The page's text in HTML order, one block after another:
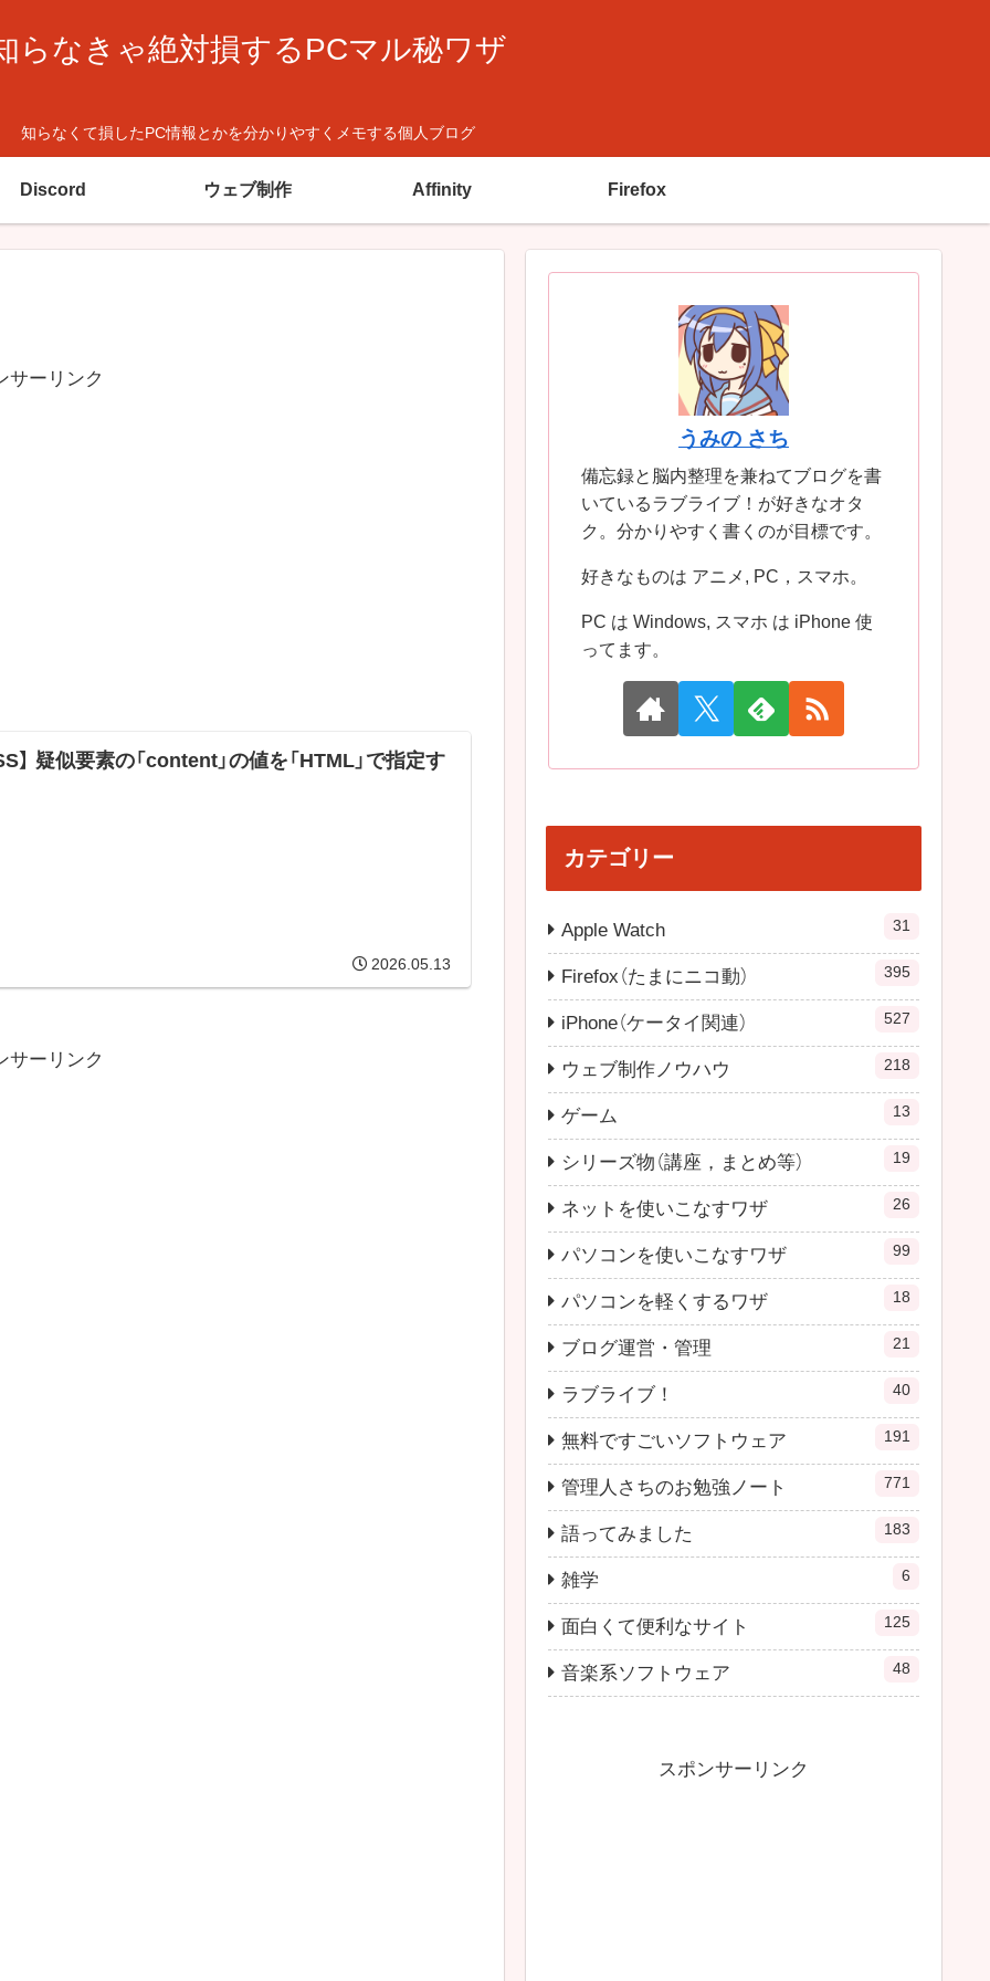
らなきゃ絶対損するPCマル秘ワザ
知らなくて損したPC情報とかを分かりやすくメモする個人ブログ
Discord ウェブ制作 Affinity Firefox
サーリンク
】 疑似要素の「content」の値を「HTML」で指定す
2026.05.13
サーリンク
うみの さち
備忘録と脳内整理を兼ねてブログを書
いているラブライブ！が好きなオタ
ク。分かりやすく書くのが目標です。
好きなものは アニメ, PC，スマホ。
PC は Windows, スマホ は iPhone 使
ってます。
カテゴリー
Apple Watch 31
Firefox（たまにニコ動） 395
iPhone（ケータイ関連） 527
ウェブ制作ノウハウ 218
ゲーム 13
シリーズ物（講座，まとめ等） 19
ネットを使いこなすワザ 26
パソコンを使いこなすワザ 99
パソコンを軽くするワザ 18
ブログ運営・管理 21
ラブライブ！ 40
無料ですごいソフトウェア 191
管理人さちのお勉強ノート 771
語ってみました 183
雑学 6
面白くて便利なサイト 125
音楽系ソフトウェア 48
スポンサーリンク